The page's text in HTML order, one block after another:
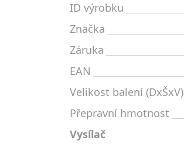
ID výrobku
Značka
Záruka
EAN
Velikost balení (DxŠxV)
Přepravní hmotnost
Vysílač